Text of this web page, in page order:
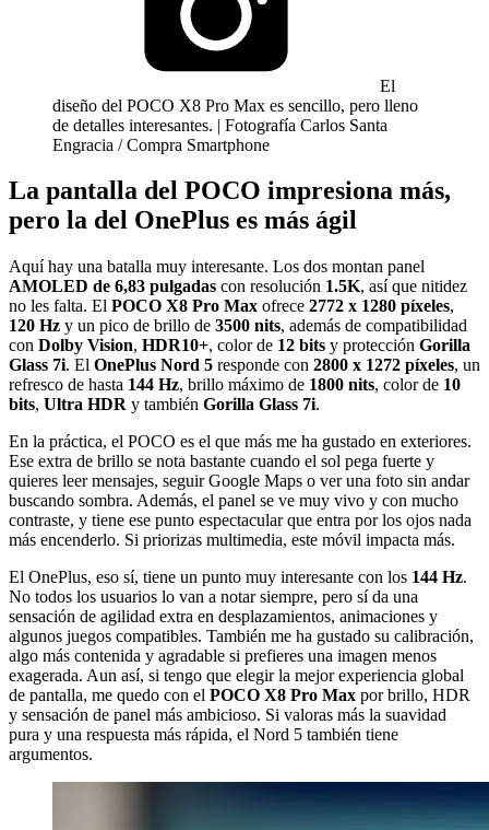
El
diseño del POCO X8 Pro Max es sencillo, pero lleno
de detalles interesantes. | Fotografía Carlos Santa
Engracia / Compra Smartphone
La pantalla del POCO impresiona más,
pero la del OnePlus es más ágil
Aquí hay una batalla muy interesante. Los dos montan panel
AMOLED de 6,83 pulgadas con resolución 1.5K, así que nitidez
no les falta. El POCO X8 Pro Max ofrece 2772 x 1280 píxeles,
120 Hz y un pico de brillo de 3500 nits, además de compatibilidad
con Dolby Vision, HDR10+, color de 12 bits y protección Gorilla
Glass 7i. El OnePlus Nord 5 responde con 2800 x 1272 píxeles, un
refresco de hasta 144 Hz, brillo máximo de 1800 nits, color de 10
bits, Ultra HDR y también Gorilla Glass 7i.
En la práctica, el POCO es el que más me ha gustado en exteriores.
Ese extra de brillo se nota bastante cuando el sol pega fuerte y
quieres leer mensajes, seguir Google Maps o ver una foto sin andar
buscando sombra. Además, el panel se ve muy vivo y con mucho
contraste, y tiene ese punto espectacular que entra por los ojos nada
más encenderlo. Si priorizas multimedia, este móvil impacta más.
El OnePlus, eso sí, tiene un punto muy interesante con los 144 Hz.
No todos los usuarios lo van a notar siempre, pero sí da una
sensación de agilidad extra en desplazamientos, animaciones y
algunos juegos compatibles. También me ha gustado su calibración,
algo más contenida y agradable si prefieres una imagen menos
exagerada. Aun así, si tengo que elegir la mejor experiencia global
de pantalla, me quedo con el POCO X8 Pro Max por brillo, HDR
y sensación de panel más ambicioso. Si valoras más la suavidad
pura y una respuesta más rápida, el Nord 5 también tiene
argumentos.